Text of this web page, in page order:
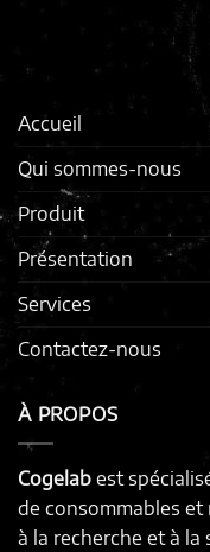
Accueil
Qui sommes-nous
Produit
Présentation
Services
Contactez-nous
À PROPOS
Cogelab est
de consommables
à la recherche et à la